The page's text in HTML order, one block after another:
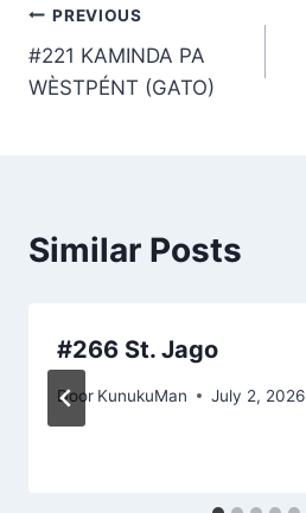
Post
navigation
PREVIOUS
#221 KAMINDA PA
WÈSTPÉNT (GATO)
Similar Posts
#266 St. Jago
Door KunukuMan July 2, 2026